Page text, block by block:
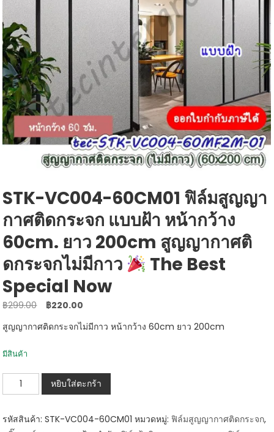
STK-VC004-60CM01 ฟิล์มสูญญา
กาศติดกระจก แบบฝ้า หน้ากว้าง
60cm. ยาว 200cm สูญญากาศติ
ดกระจกไม่มีกาว
The Best
Special Now
฿299.00
Original
price
฿220.00
price
สูญญากาศติดกระจกไม่มีกาว หน้ากว้าง 60cm ยาว 200cm
มีสินค้า
จำนวน
STK-
60CM01
หยิบใส่ตะกร้า
รหัสสินค้า:STK-VC004-60CM01 หมวดหมู่:ฟิล์มสูญญากาศติดกระจก,